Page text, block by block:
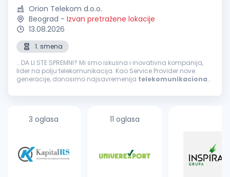
Orion Telekom d.o.o.
Beograd - Izvan pretražene lokacije
13.08.2026
1. smena
...DA LI STE SPREMNI? Mi smo iskusna i inovativna kompanija,
lider na polju telekomunikacija. Kao Service Provider nove
generacije, donosimo najsavremenija telekomunikaciona
timu nas ima...
3 oglasa 11 oglasa